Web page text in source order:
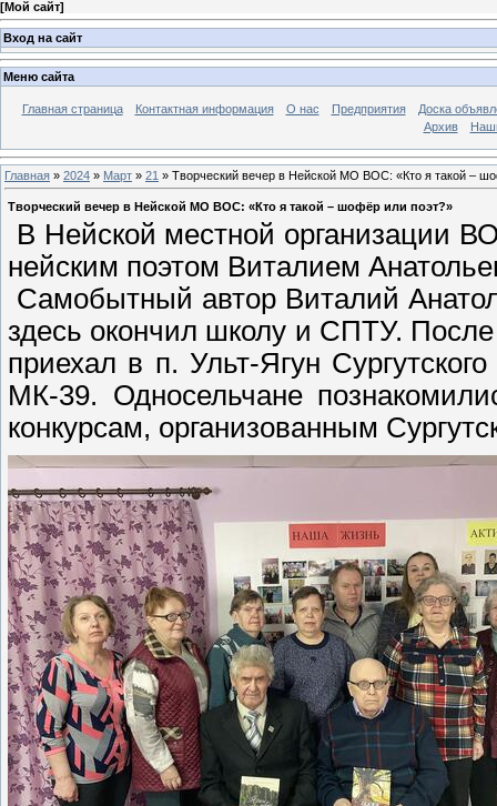
[Мой сайт]
Вход на сайт
Меню сайта
Главная страница Контактная информация О нас Предприятия
Доска
Архив
Главная » 2024 » Март » 21 » Творческий вечер в Нейской МО ВОС: «Кто я такой –
Творческий вечер в Нейской МО ВОС: «Кто я такой – шофёр или поэт?»
В Нейской местной организации
нейским поэтом Виталием
Самобытный автор Виталий
здесь окончил школу и СПТУ.
приехал в п. Ульт-Ягун
МК-39. Односельчане
конкурсам, организованным